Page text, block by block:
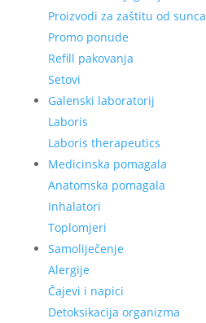
Proizvodi za zaštitu od sunca
Promo ponude
Refill pakovanja
Setovi
Galenski laboratorij
Laboris
Laboris therapeutics
Medicinska pomagala
Anatomska pomagala
Inhalatori
Toplomjeri
Samoliječenje
Alergije
Čajevi i napici
Detoksikacija organizma